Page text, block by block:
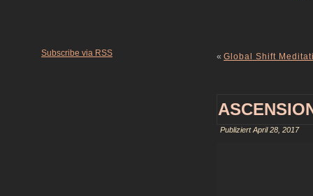
Subscribe via RSS « Global Shift
Publiziert April 28, 2017